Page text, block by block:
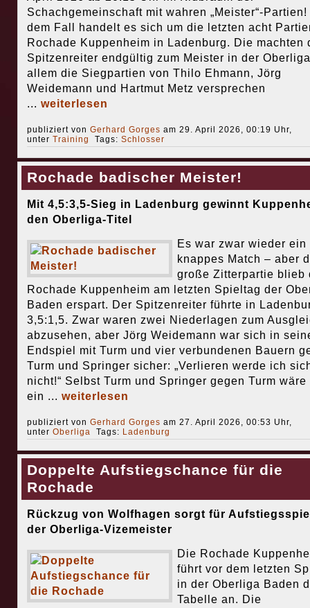
Schachgemeinschaft mit wahren „Meister“-Partien!
dem Fall handelt es sich um die letzten acht
Rochade Kuppenheim in Ladenburg. Die machten
Spitzenreiter endgültig zum Meister in der
allem die Siegpartien von Thilo Ehmann, Jörg
Weidemann und Hartmut Metz versprechen
... weiterlesen
publiziert von Gerhard Gorges am 29. April 2026, 00:19 Uhr,
unter Training Tags: Schlosser
Rochade badischer Meister!
Mit 4,5:3,5-Sieg in Ladenburg gewinnt
den Oberliga-Titel
Es war zwar wieder ein
knappes Match – aber
große Zitterpartie blieb
Rochade Kuppenheim am letzten Spieltag der
Baden erspart. Der Spitzenreiter führte in
3,5:1,5. Zwar waren zwei Niederlagen zum
abzusehen, aber Jörg Weidemann war sich in
Endspiel mit Turm und vier verbundenen Bauern
Turm und Springer sicher: „Verlieren werde ich
nicht!“ Selbst Turm und Springer gegen Turm wäre
ein ... weiterlesen
publiziert von Gerhard Gorges am 27. April 2026, 00:53 Uhr,
unter Oberliga Tags: Ladenburg
Doppelte Aufstiegschance für die
Rochade
Rückzug von Wolfhagen sorgt für
der Oberliga-Vizemeister
Die Rochade
führt vor dem letzten
in der Oberliga Baden
Tabelle an. Die